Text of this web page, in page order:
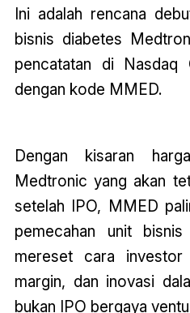
Ini adalah rencana
bisnis diabetes
pencatatan di
dengan kode MMED.
Dengan kisaran
Medtronic yang akan
setelah IPO, MMED
pemecahan unit
mereset cara investor
margin, dan inovasi
bukan IPO bergaya